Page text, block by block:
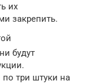
их
закрепить.
будут
три штуки на